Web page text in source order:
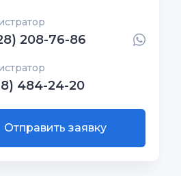
208-76-86
484-24-20
Отправить заявку